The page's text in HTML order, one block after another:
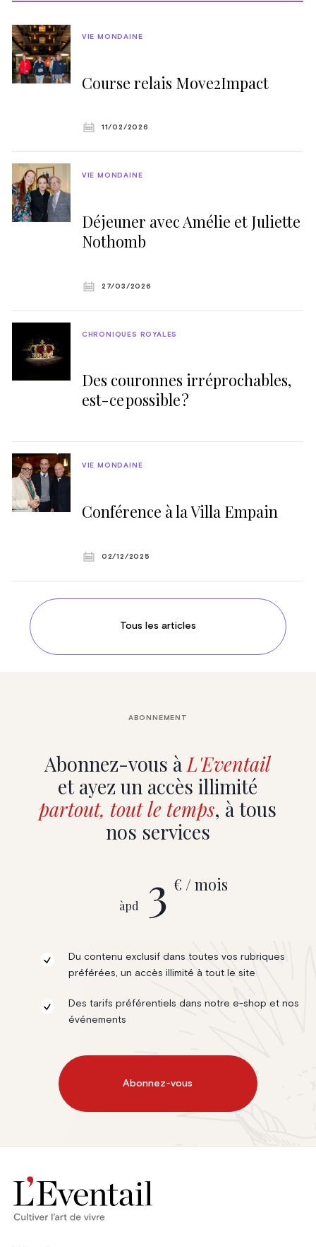
Course relais Move2Impact
VIE MONDAINE
11/02/2026
Déjeuner avec Amélie et Juliette
Nothomb
VIE MONDAINE
27/03/2026
Des couronnes irréprochables,
est-ce possible ?
CHRONIQUES ROYALES
Conférence à la Villa Empain
VIE MONDAINE
02/12/2025
Tous les articles
Abonnez-vous àL'Eventail
et ayez un accès illimité
partout, tout le temps, à tous
nos services
ABONNEMENT
àpd 3 € / mois
Du contenu exclusif dans toutes vos rubriques
préférées, un accès illimité à tout le site
Des tarifs préférentiels dans notre e-shop et nos
événements
Abonnez-vous